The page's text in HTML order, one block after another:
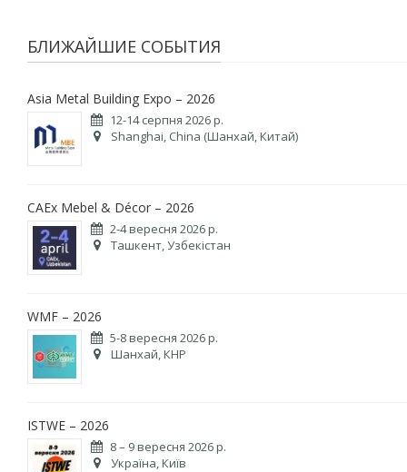
БЛИЖАЙШИЕ СОБЫТИЯ
Asia Metal Building Expo – 2026
12-14 серпня 2026 р.
Shanghai, China (Шанхай, Китай)
CAEx Mebel & Décor – 2026
2-4 вересня 2026 р.
Ташкент, Узбекістан
WMF – 2026
5-8 вересня 2026 р.
Шанхай, КНР
ISTWE – 2026
8 – 9 вересня 2026 р.
Україна, Київ